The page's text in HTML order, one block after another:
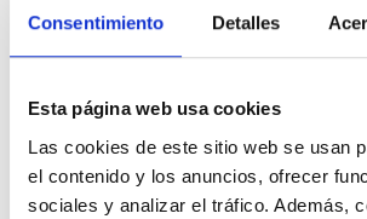
Consentimiento Detalles
Esta página web usa cookies
Las cookies de este sitio web se usan
el contenido y los anuncios, ofrecer
sociales y analizar el tráfico. Además,
Previous Event
Next Event